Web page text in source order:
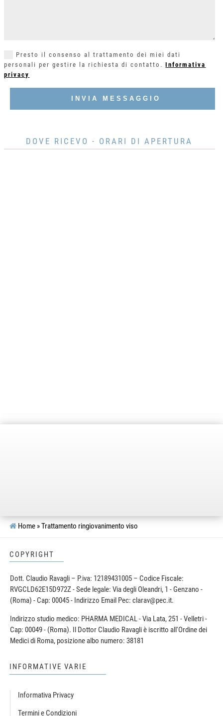
Presto il consenso al trattamento dei miei dati
personali per gestire la richiesta di contatto.Informativa
privacy
INVIA MESSAGGIO
DOVE RICEVO - ORARI DI APERTURA
Home »Trattamento ringiovanimento viso
COPYRIGHT
Dott. Claudio Ravagli – P.iva: 12189431005 – Codice Fiscale:
RVGCLD62E15D972Z - Sede legale: Via degli Oleandri, 1 - Genzano -
(Roma) - Cap: 00045 - Indirizzo Email Pec: clarav@pec.it.
Indirizzo studio medico: PHARMA MEDICAL - Via Lata, 251 - Velletri -
Cap: 00049 - (Roma). Il Dottor Claudio Ravagli è iscritto all'Ordine dei
Medici di Roma, posizione albo numero: 38181
INFORMATIVE VARIE
Informativa Privacy
Termini e Condizioni